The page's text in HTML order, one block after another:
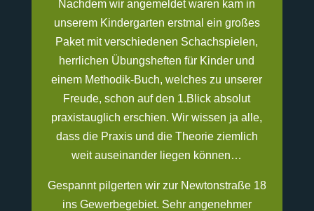
Nachdem wir angemeldet waren kam in
unserem Kindergarten erstmal ein großes
Paket mit verschiedenen Schachspielen,
herrlichen Übungsheften für Kinder und
einem Methodik-Buch, welches zu unserer
Freude, schon auf den 1.Blick absolut
praxistauglich erschien. Wir wissen ja alle,
dass die Praxis und die Theorie ziemlich
weit auseinander liegen können…
Gespannt pilgerten wir zur Newtonstraße 18
ins Gewerbegebiet. Sehr angenehmer